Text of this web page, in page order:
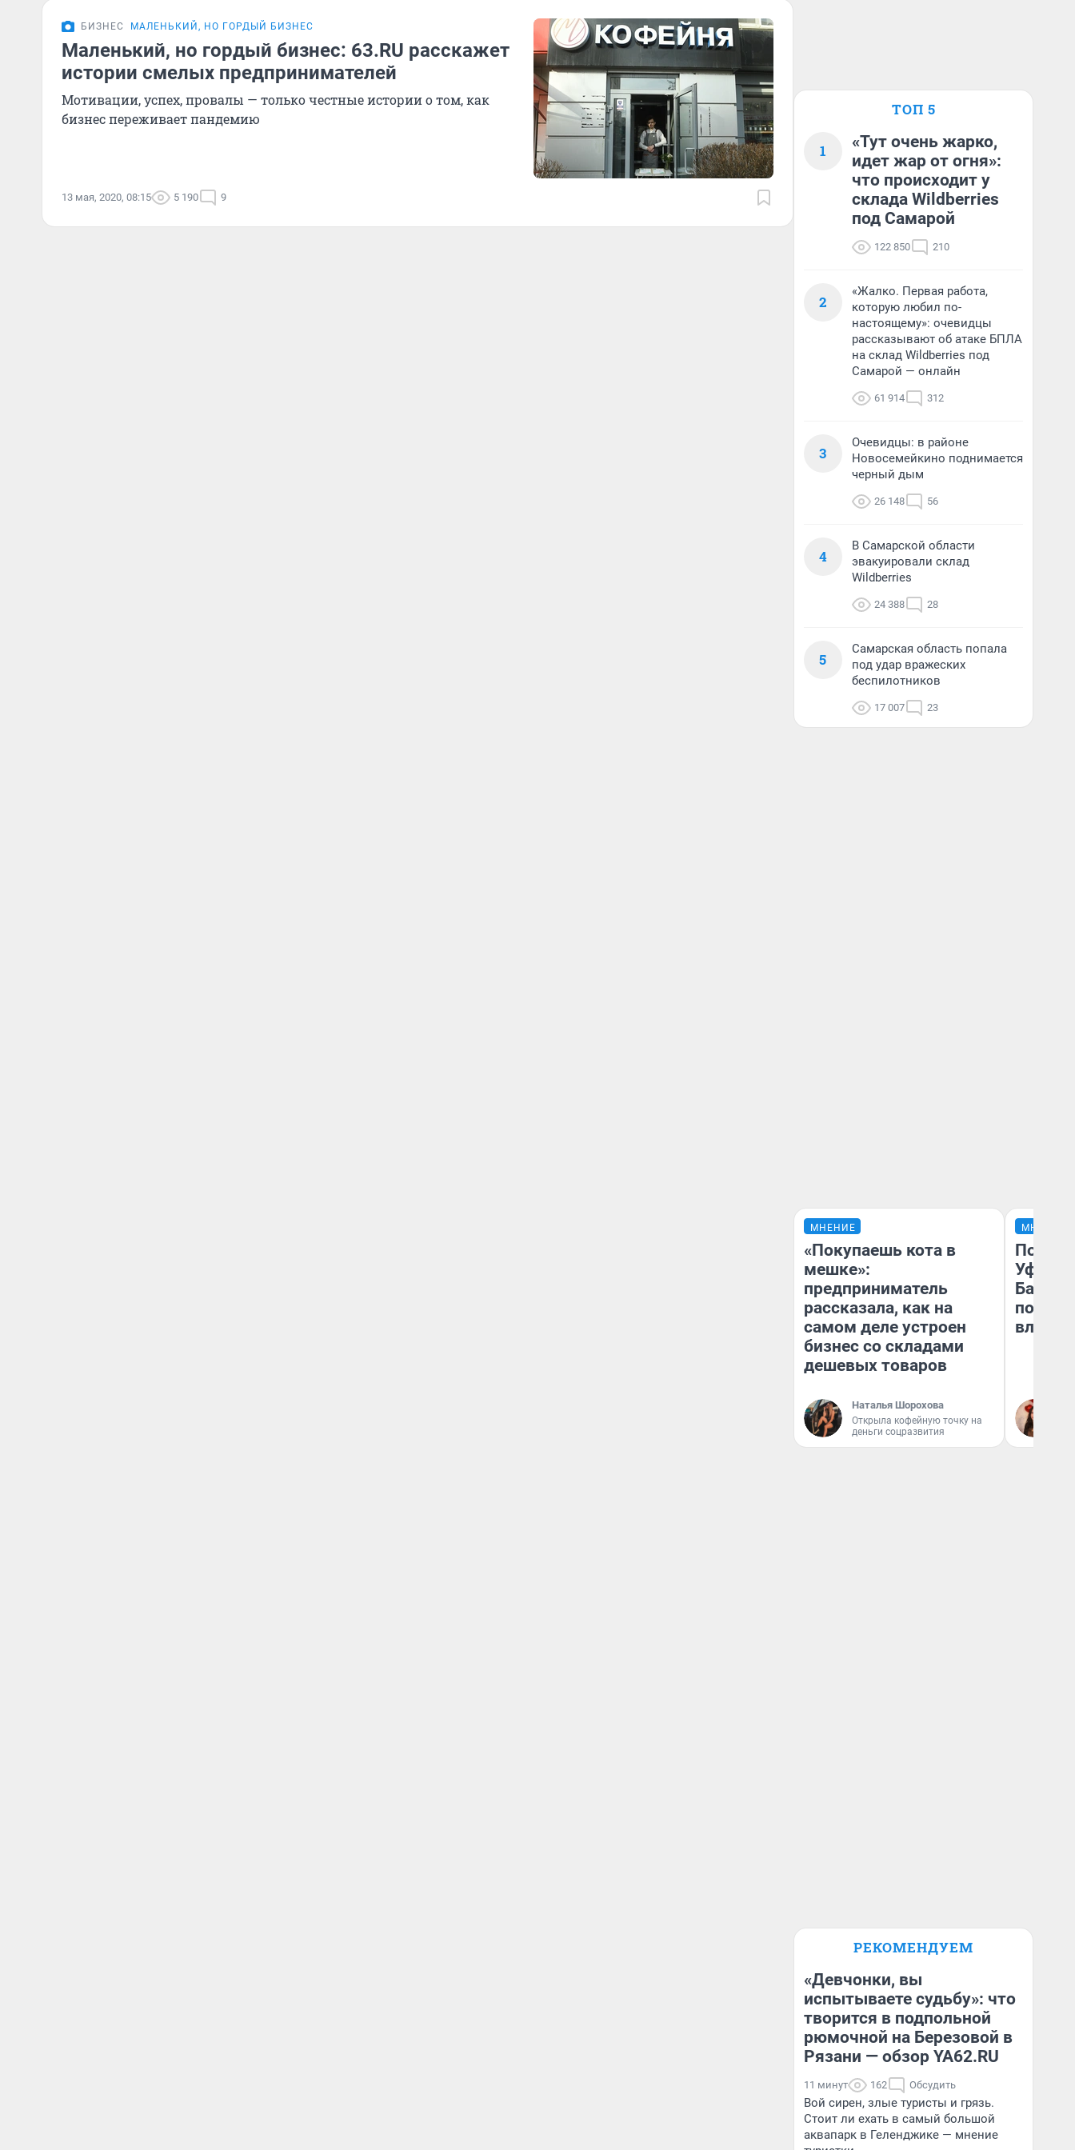
БИЗНЕС МАЛЕНЬКИЙ, НО ГОРДЫЙ БИЗНЕС
Маленький, но гордый бизнес: 63.RU расскажет
истории смелых предпринимателей
Мотивации, успех, провалы — только честные истории о том, как
бизнес переживает пандемию
13 мая, 2020, 08:15 5 190 9
ТОП 5
1
«Тут очень жарко,
идет жар от огня»:
что происходит у
склада Wildberries
под Самарой
122 850 210
2
«Жалко. Первая работа,
которую любил по-
настоящему»: очевидцы
рассказывают об атаке БПЛА
на склад Wildberries под
Самарой — онлайн
61 914 312
3
Очевидцы: в районе
Новосемейкино поднимается
черный дым
26 148 56
4
В Самарской области
эвакуировали склад
Wildberries
24 388 28
5
Самарская область попала
под удар вражеских
беспилотников
17 007 23
МНЕНИЕ
«Покупаешь кота в
мешке»:
предприниматель
рассказала, как на
самом деле устроен
бизнес со складами
дешевых товаров
Наталья Шорохова
Открыла кофейную точку на
деньги соцразвития
МНЕНИЕ
Уфы:
РЕКОМЕНДУЕМ
«Девчонки, вы
испытываете судьбу»: что
творится в подпольной
рюмочной на Березовой в
Рязани — обзор YA62.RU
11 минут 162 Обсудить
Вой сирен, злые туристы и грязь.
Стоит ли ехать в самый большой
аквапарк в Геленджике — мнение